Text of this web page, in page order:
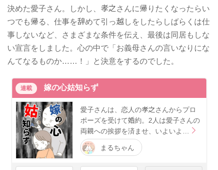
決めた愛子さん。しかし、孝之さんに帰りたくなったらい
つでも帰る、仕事を辞めて引っ越しをしたらしばらくは仕
事しないなど、さまざまな条件を伝え、最後は同居もしな
い宣言をしました。心の中で「お義母さんの言いなりにな
んてなるものか……！」と決意をするのでした。
連載 嫁の心姑知らず
愛子さんは、恋人の孝之さんからプロ
ポーズを受けて婚約。2人は愛子さんの
両親への挨拶を済ませ、いよいよ…
まるちゃん